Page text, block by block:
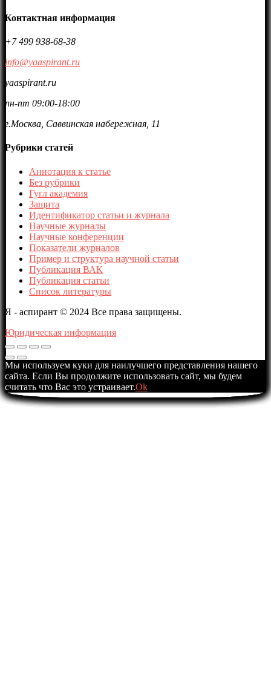
Контактная информация
+7 499 938-68-38
info@yaaspirant.ru
yaaspirant.ru
пн-пт 09:00-18:00
г.Москва, Саввинская набережная, 11
Рубрики статей
Аннотация к статье
Без рубрики
Гугл академия
Защита
Идентификатор статьи и журнала
Научные журналы
Научные конференции
Показатели журналов
Пример и структура научной статьи
Публикация ВАК
Публикация статьи
Список литературы
Я - аспирант © 2024 Все права защищены.
Юридическая информация
Мы используем куки для наилучшего представления нашего
сайта. Если Вы продолжите использовать сайт, мы будем
считать что Вас это устраивает.Ok